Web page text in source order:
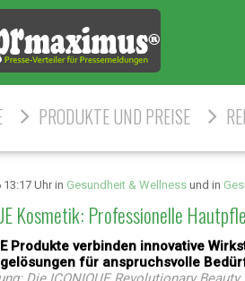
PRODUKTE UND PREISE
Uhr in Gesundheit & Wellness und in
Kosmetik: Professionelle
Produkte verbinden innovative
für anspruchsvolle